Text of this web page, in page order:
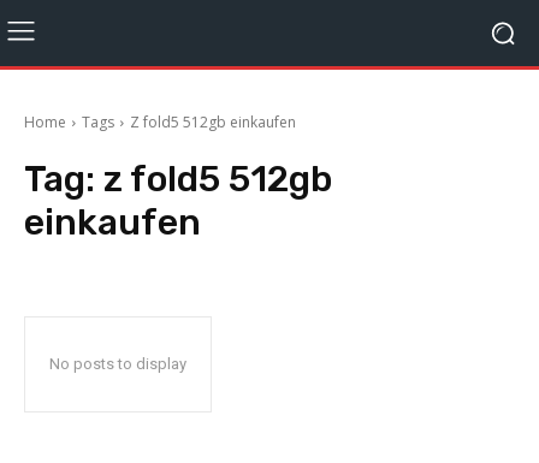
Home Tags Z fold5 512gb einkaufen
Tag: z fold5 512gb
einkaufen
No posts to display